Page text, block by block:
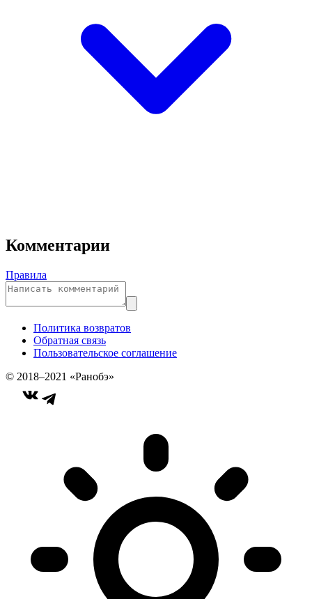
Комментарии
Правила
Политика возвратов
Обратная связь
Пользовательское соглашение
© 2018–2021 «Ранобэ»